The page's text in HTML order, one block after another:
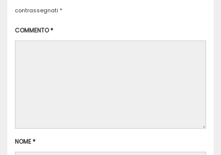
contrassegnati *
COMMENTO*
NOME*